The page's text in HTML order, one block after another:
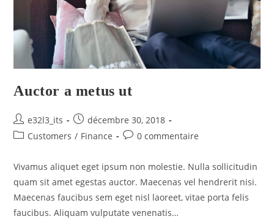
Auctor a metus ut
e32l3_its
décembre 30, 2018
Customers / Finance 0 commentaire
Vivamus aliquet eget ipsum non molestie. Nulla sollicitudin
quam sit amet egestas auctor. Maecenas vel hendrerit nisi.
Maecenas faucibus sem eget nisl laoreet, vitae porta felis
faucibus. Aliquam vulputate venenatis…